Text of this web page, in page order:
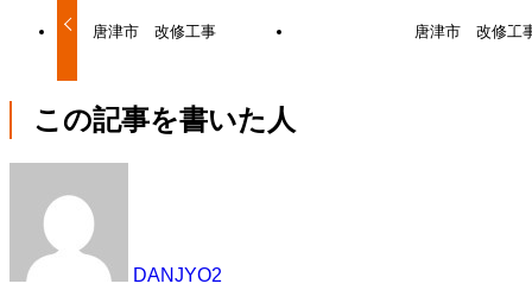
唐津市 改修工事 唐津市 改修工
この記事を書いた人
DANJYO2